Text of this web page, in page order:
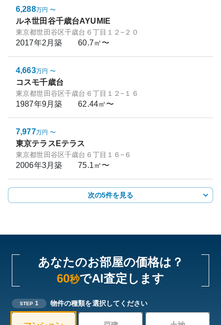
6,288万円 〜
ルネ世田谷千歳台AYUMIE
東京都世田谷区千歳台６丁目１２−２０
2017年2月築 60.7㎡〜
4,663万円 〜
コスモ千歳台
東京都世田谷区千歳台６丁目１２−１６
1987年9月築 62.44㎡〜
7,977万円 〜
東京テラスEテラス
東京都世田谷区千歳台６丁目１６−６
2006年3月築 75.1㎡〜
次の5件を見る
あなたのお部屋の価格は？
60秒でAI査定します
STEP 1 物件の種類を選択してください